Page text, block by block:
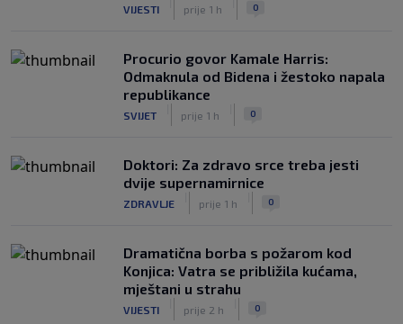
VIJESTI prije 1 h 0
Procurio govor Kamale Harris:
Odmaknula od Bidena i žestoko napala
republikance
SVIJET prije 1 h 0
Doktori: Za zdravo srce treba jesti
dvije supernamirnice
ZDRAVLJE prije 1 h 0
Dramatična borba s požarom kod
Konjica: Vatra se približila kućama,
mještani u strahu
VIJESTI prije 2 h 0